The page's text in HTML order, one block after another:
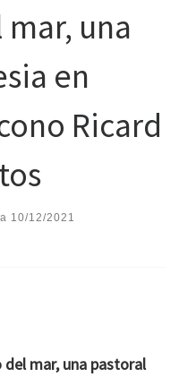
una
en
Ricard
10/12/2021
mar, una pastoral